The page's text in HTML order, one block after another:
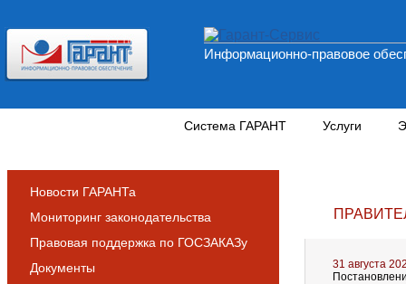
Информационно-правовое
Система ГАРАНТ Услуги
Новости ГАРАНТа
Мониторинг законодательства
Правовая поддержка по ГОСЗАКАЗу
Документы
31 августа